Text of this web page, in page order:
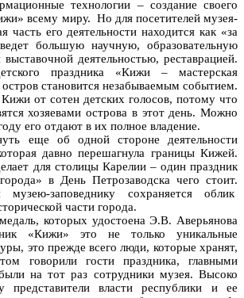
технологии – создание своего
всему миру. Но для посетителей музея-
часть его деятельности находится как «за
большую научную, образовательную
деятельностью, реставрацией.
праздника «Кижи – мастерская
остров становится незабываемым событием.
от сотен детских голосов, потому что
хозяевами острова в этот день. Можно
его отдают в их полное владение.
еще об одной стороне деятельности
давно перешагнула границы Кижей.
для столицы Карелии – один праздник
в День Петрозаводска чего стоит.
заповеднику сохраняется облик
части города.
которых удостоена Э.В. Аверьянова
«Кижи» это не только уникальные
это прежде всего люди, которые хранят,
говорили гости праздника, главными
на тот раз сотрудники музея. Высоко
представители власти республики и ее